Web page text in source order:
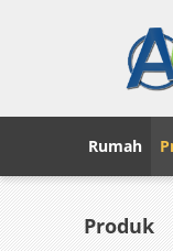
Rumah
Produk